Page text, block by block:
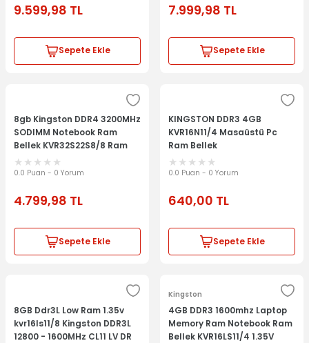
9.599,98 TL
Sepete Ekle
7.999,98 TL
Sepete Ekle
8gb Kingston DDR4 3200MHz
SODIMM Notebook Ram
Bellek KVR32S22S8/8 Ram
Laptop Memory Notebook
Bellek
0.0 Puan - 0 Yorum
4.799,98 TL
Sepete Ekle
KINGSTON DDR3 4GB
KVR16N11/4 Masaüstü Pc
Ram Bellek
0.0 Puan - 0 Yorum
640,00 TL
Sepete Ekle
8GB Ddr3L Low Ram 1.35v
kvr16ls11/8 Kingston DDR3L
12800 - 1600MHz CL11 LV DR
Kingston
4GB DDR3 1600mhz Laptop
Memory Ram Notebook Ram
Bellek KVR16LS11/4 1.35V